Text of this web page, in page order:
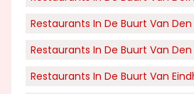
Restaurants In De Buurt Van Den
Restaurants In De Buurt Van Den
Restaurants In De Buurt Van